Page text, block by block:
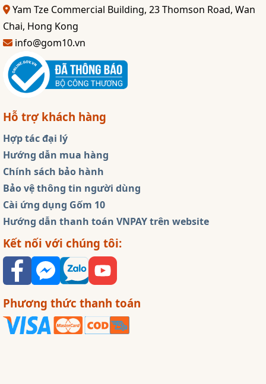
Yam Tze Commercial Building, 23 Thomson Road, Wan
Chai, Hong Kong
info@gom10.vn
Hỗ trợ khách hàng
Hợp tác đại lý
Hướng dẫn mua hàng
Chính sách bảo hành
Bảo vệ thông tin người dùng
Cài ứng dụng Gốm 10
Hướng dẫn thanh toán VNPAY trên website
Kết nối với chúng tôi:
Phương thức thanh toán